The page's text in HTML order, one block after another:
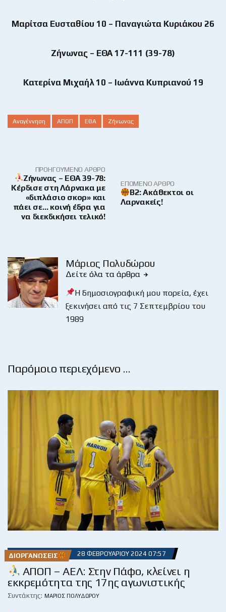
Μαρίτσα Ευσταθίου 10 – Παναγιώτα Κυριάκου 26
Ζήνωνας – ΕΘΑ 17-111 (39-78)
Κατερίνα Μιχαήλ 10 – Ιωάννα Κυπριανού 19
Αναγέννηση ΑΠΟΠ ΕΘΑ Ζήνωνας
ΠΡΟΗΓΟΎΜΕΝΟ ΆΡΘΡΟ
Ζήνωνας – ΕΘΑ 39-78:
Κέρδισε στη Λάρνακα με
«διπλάσιο σκορ» και
πάει σε… κοινή έδρα για
να διεκδικήσει τελικό!
ΕΠΌΜΕΝΟ ΆΡΘΡΟ
Β2: Ακάθεκτοι οι
Λαρνακείς!
Μάριος Πολυδώρου
Δείτε όλα τα άρθρα
Η δημοσιογραφική μου πορεία, έχει
ξεκινήσει από τις 7 Σεπτεμβρίου του
1989
Παρόμοιο περιεχόμενο …
ΔΙΟΡΓΑΝΏΣΕΙΣ 28 ΦΕΒΡΟΥΑΡΊΟΥ 2024 07:57
ΑΠΟΠ – ΑΕΛ: Στην Πάφο, κλείνει η
εκκρεμότητα της 17ης αγωνιστικής
Συντάκτης: ΜΆΡΙΟΣ ΠΟΛΥΔΏΡΟΥ